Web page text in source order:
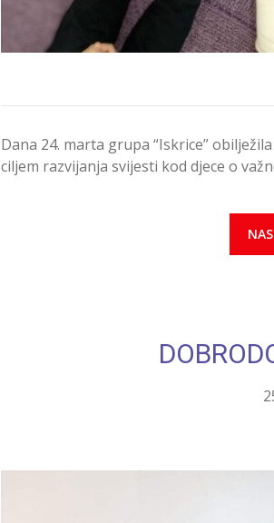
Dana 24. marta grupa “Iskrice”
ciljem razvijanja svijesti kod djece o